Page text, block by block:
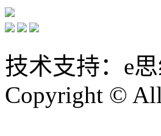
技术支持：e
Copyright © All